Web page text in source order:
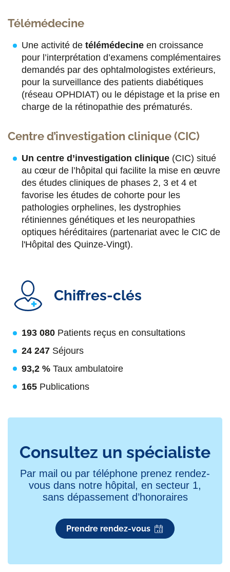
Télémédecine
Une activité de télémédecine en croissance
pour l’interprétation d’examens complémentaires
demandés par des ophtalmologistes extérieurs,
pour la surveillance des patients diabétiques
(réseau OPHDIAT) ou le dépistage et la prise en
charge de la rétinopathie des prématurés.
Centre d’investigation clinique (CIC)
Un centre d’investigation clinique (CIC) situé
au cœur de l’hôpital qui facilite la mise en œuvre
des études cliniques de phases 2, 3 et 4 et
favorise les études de cohorte pour les
pathologies orphelines, les dystrophies
rétiniennes génétiques et les neuropathies
optiques héréditaires (partenariat avec le CIC de
l'Hôpital des Quinze-Vingt).
Chiffres-clés
193 080 Patients reçus en consultations
24 247 Séjours
93,2 % Taux ambulatoire
165 Publications
Consultez un spécialiste
Par mail ou par téléphone prenez rendez-
vous dans notre hôpital, en secteur 1,
sans dépassement d’honoraires
Prendre rendez-vous